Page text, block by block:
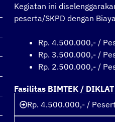
Kegiatan ini
peserta/SKPD dengan
Rp. 4.500.000,- /
Rp. 3.500.000,- /
Rp. 2.500.000,- /
Fasilitas BIMTEK /
Rp. 4.500.000,- /